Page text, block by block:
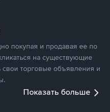
покупая и продавая ее по
на существующие
свои торговые объявления и
Показать больше